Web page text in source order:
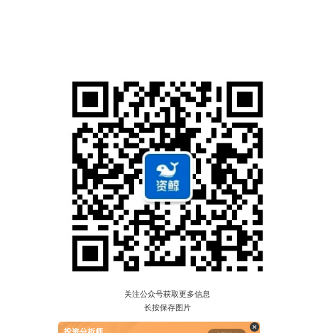
关注公众号获取更多信息
长按保存图片